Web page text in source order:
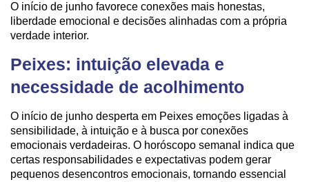
O início de junho favorece conexões mais honestas,
liberdade emocional e decisões alinhadas com a própria
verdade interior.
Peixes: intuição elevada e
necessidade de acolhimento
O início de junho desperta em Peixes emoções ligadas à
sensibilidade, à intuição e à busca por conexões
emocionais verdadeiras. O horóscopo semanal indica que
certas responsabilidades e expectativas podem gerar
pequenos desencontros emocionais, tornando essencial